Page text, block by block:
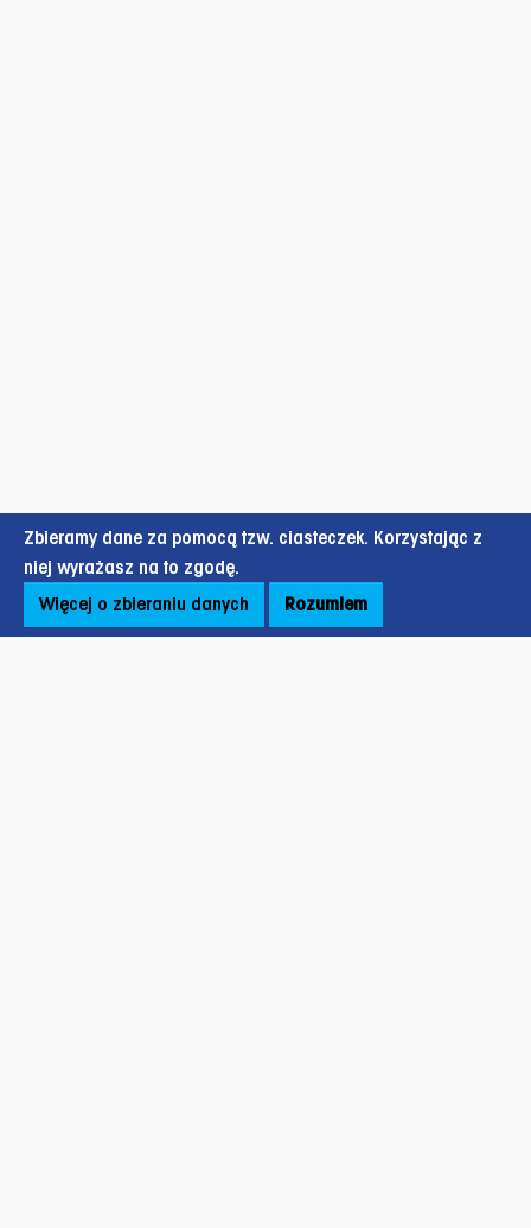
Zbieramy dane za pomocą tzw. ciasteczek. Korzystając z
niej wyrażasz na to zgodę.
Więcej o zbieraniu danych
Rozumiem